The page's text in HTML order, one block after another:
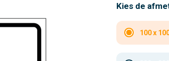
Kies de
100 x